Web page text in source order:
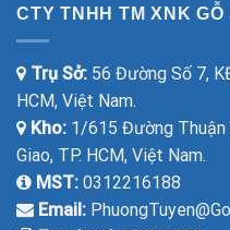
CTY TNHH TM XNK
Trụ Sở: 56 Đường Số 7,
HCM, Việt Nam.
Kho: 1/615 Đường Thuận
Giao, TP. HCM, Việt Nam.
MST: 0312216188
Email: